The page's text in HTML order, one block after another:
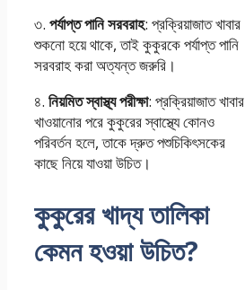
৩. পর্যাপ্ত পানি সরবরাহ: প্রক্রিয়াজাত খাবার
শুকনো হয়ে থাকে, তাই কুকুরকে পর্যাপ্ত পানি
সরবরাহ করা অত্যন্ত জরুরি।
৪. নিয়মিত স্বাস্থ্য পরীক্ষা: প্রক্রিয়াজাত খাবার
খাওয়ানোর পরে কুকুরের স্বাস্থ্যে কোনও
পরিবর্তন হলে, তাকে দ্রুত পশুচিকিৎসকের
কাছে নিয়ে যাওয়া উচিত।
কুকুরের খাদ্য তালিকা
কেমন হওয়া উচিত?